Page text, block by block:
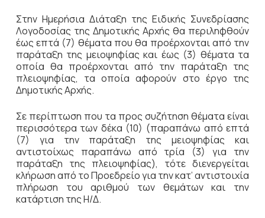
Στην Ημερήσια Διάταξη της Ειδικής Συνεδρίασης
Λογοδοσίας της Δημοτικής Αρχής θα περιληφθούν
έως επτά (7) θέματα που θα προέρχονται από την
παράταξη της μειοψηφίας και έως (3) θέματα τα
οποία θα προέρχονται από την παράταξη της
πλειοψηφίας, τα οποία αφορούν στο έργο της
Δημοτικής Αρχής.
Σε περίπτωση που τα προς συζήτηση θέματα είναι
περισσότερα των δέκα (10) (παραπάνω από επτά
(7) για την παράταξη της μειοψηφίας και
αντιστοίχως παραπάνω από τρία (3) για την
παράταξη της πλειοψηφίας), τότε διενεργείται
κλήρωση από το Προεδρείο για την κατ’ αντιστοιχία
πλήρωση του αριθμού των θεμάτων και την
κατάρτιση της Η/Δ.